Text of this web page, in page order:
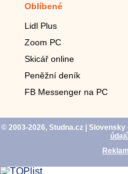
Oblíbené
Lidl Plus
Zoom PC
Skicář online
Peněžní deník
FB Messenger na PC
© 2003-2026, Studna.cz| Slovensky